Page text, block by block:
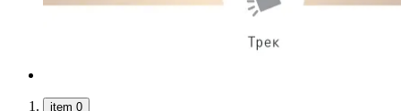
item 0